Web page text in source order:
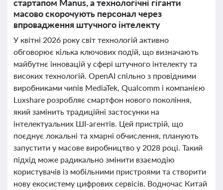
стартапом Manus, а технологічні гіганти
масово скорочують персонал через
впровадження штучного інтелекту
У квітні 2026 року світ технологій активно
обговорює кілька ключових подій, що визначають
майбутнє інновацій у сфері штучного інтелекту та
високих технологій. OpenAI спільно з провідними
виробниками чипів MediaTek, Qualcomm і компанією
Luxshare розробляє смартфон нового покоління,
який замінить традиційні застосунки на
інтелектуальних ШІ-агентів. Цей пристрій, що
поєднує локальні та хмарні обчислення, планують
запустити у масове виробництво у 2028 році. Такий
підхід може радикально змінити взаємодію
користувачів із мобільними пристроями та створити
нову екосистему цифрових сервісів. Водночас Китай